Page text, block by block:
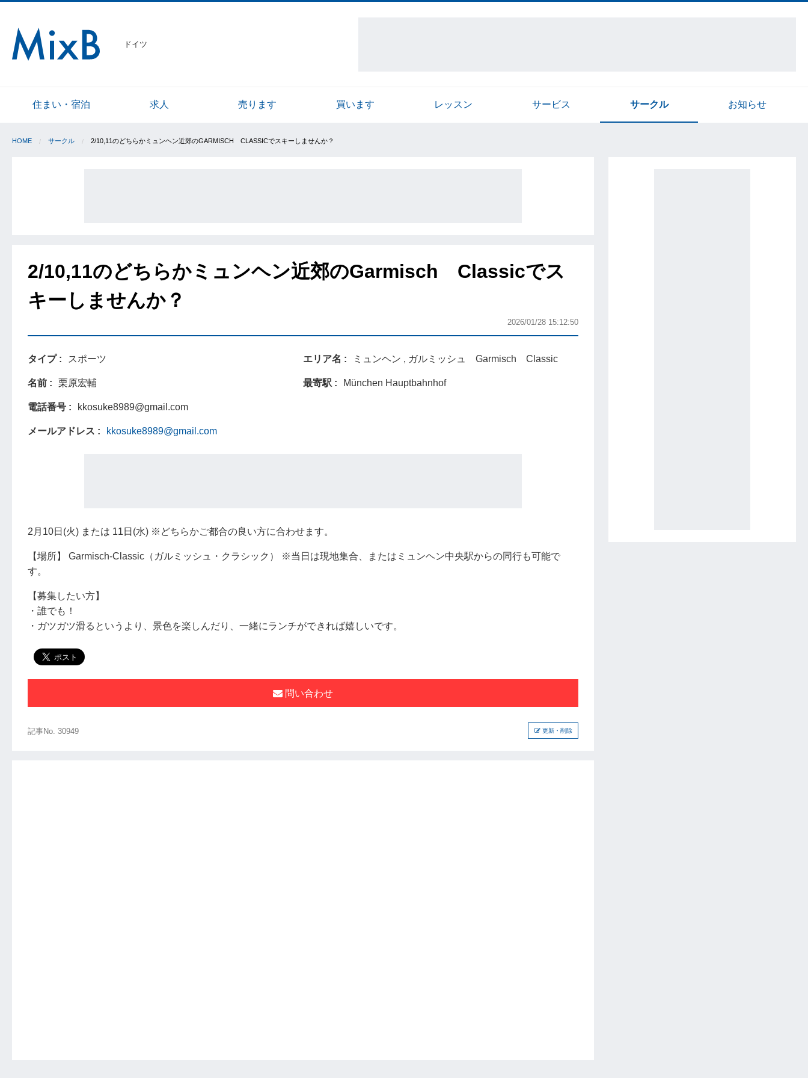
ドイツ
住まい・宿泊 求人 売ります 買います レッスン サービス サークル お知らせ
HOME サークル 2/10,11のどちらかミュンヘン近郊のGARMISCH CLASSICでスキーしませんか？
2/10,11のどちらかミュンヘン近郊のGarmisch Classicでス
キーしませんか？
2026/01/28 15:12:50
タイプ スポーツ
名前 栗原宏輔
電話番号 kkosuke8989@gmail.com
メールアドレス kkosuke8989@gmail.com
エリア名 ミュンヘン , ガルミッシュ Garmisch Classic
最寄駅 München Hauptbahnhof
2月10日(火) または 11日(水) ※どちらかご都合の良い方に合わせます。
【場所】 Garmisch-Classic（ガルミッシュ・クラシック） ※当日は現地集合、またはミュンヘン中央駅からの同行も可能で
す。
【募集したい方】
・誰でも！
・ガツガツ滑るというより、景色を楽しんだり、一緒にランチができれば嬉しいです。
問い合わせ
記事No. 30949 更新・削除